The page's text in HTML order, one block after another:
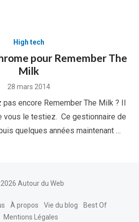
High tech
pour Remember The
Milk
Posted
28 mars 2014
encore Remember The Milk ? Il
vous le testiez. Ce gestionnaire de
quelques années maintenant …
Autour du Web
À propos Vie du blog
Best Of
Mentions Légales